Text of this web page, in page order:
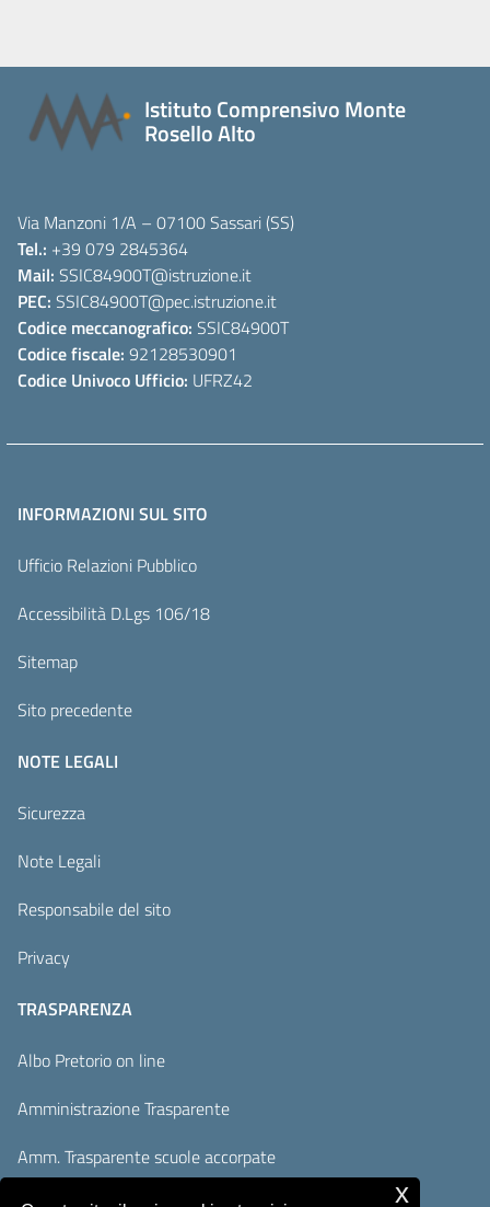
Istituto Comprensivo Monte
Rosello Alto
Via Manzoni 1/A – 07100 Sassari (SS)
Tel.: +39 079 2845364
Mail: SSIC84900T@istruzione.it
PEC: SSIC84900T@pec.istruzione.it
Codice meccanografico: SSIC84900T
Codice fiscale: 92128530901
Codice Univoco Ufficio: UFRZ42
INFORMAZIONI SUL SITO
Ufficio Relazioni Pubblico
Accessibilità D.Lgs 106/18
Sitemap
Sito precedente
NOTE LEGALI
Sicurezza
Note Legali
Responsabile del sito
Privacy
TRASPARENZA
Albo Pretorio on line
Amministrazione Trasparente
Amm. Trasparente scuole accorpate
x